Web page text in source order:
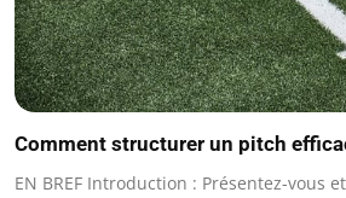
Comment structurer un pitch
EN BREF Introduction : Présentez-vous